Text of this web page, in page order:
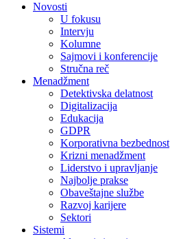
Novosti
U fokusu
Intervju
Kolumne
Sajmovi i konferencije
Stručna reč
Menadžment
Detektivska delatnost
Digitalizacija
Edukacija
GDPR
Korporativna bezbednost
Krizni menadžment
Liderstvo i upravljanje
Najbolje prakse
Obaveštajne službe
Razvoj karijere
Sektori
Sistemi